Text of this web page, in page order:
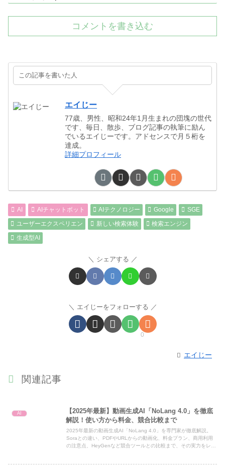
コメントを書き込む
この記事を書いた人
エイじー
77歳、男性、昭和24年1月生まれの団塊の世代
です、毎日、散歩、ブログ記事の執筆に励ん
でいるエイじーです。アドセンスで月５桁を
達成。
詳細プロフィール
AI AIチャットボット AIテクノロジー Google
SGE
ユーザーエクスペリエン
新しい検索体験
検索エンジン
生成型AI
シェアする
エイじーをフォローする
0
エイじー
関連記事
AI
【2025年最新】動画生成AI「NoLang 4.0」を徹底
解説！使い方から料金、競合比較まで
2025年最新の動画生成AI「NoLang 4.0」を専門家が徹底解説。
Soraとの違い、PDFやURLからの動画化、料金プラン、商用利用
の注意点、HeyGenなど競合ツールとの比較まで、その実力をレビ